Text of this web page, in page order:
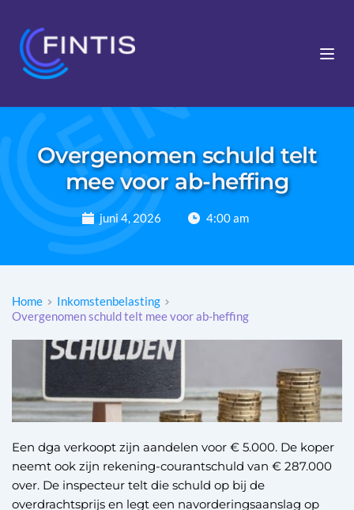
Overgenomen schuld telt
mee voor ab-heffing
juni 4, 2026 4:00 am
Home
Inkomstenbelasting
Overgenomen schuld telt mee voor ab-heffing
Een dga verkoopt zijn aandelen voor € 5.000. De koper
neemt ook zijn rekening-courantschuld van € 287.000
over. De inspecteur telt die schuld op bij de
overdrachtsprijs en legt een navorderingsaanslag op